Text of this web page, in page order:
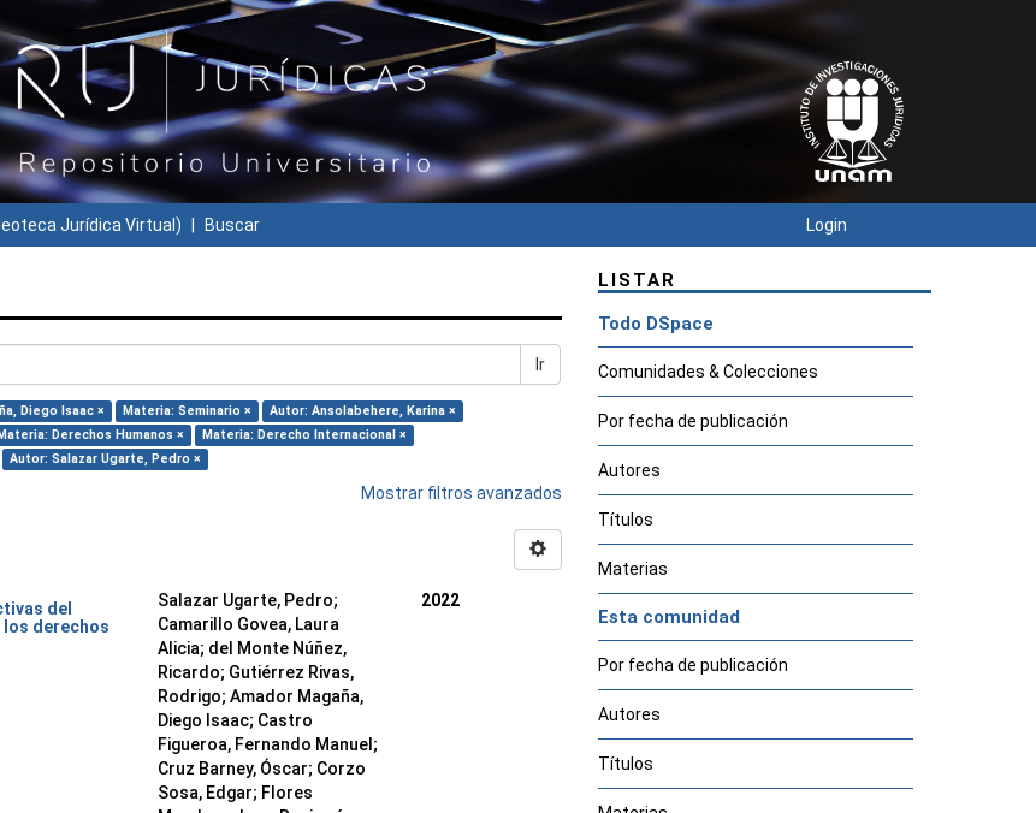
Jurídica Virtual) Buscar Login
Ir
Diego Isaac × Materia: Seminario ×
Autor: Ansolabehere, Karina ×
Derechos Humanos ×
Materia: Derecho Internacional ×
Autor: Salazar Ugarte, Pedro ×
Mostrar filtros avanzados
del
los derechos
Salazar Ugarte, Pedro;
Camarillo Govea, Laura
Alicia; del Monte Núñez,
Ricardo; Gutiérrez Rivas,
Rodrigo; Amador Magaña,
Diego Isaac; Castro
Figueroa, Fernando Manuel ;
Cruz Barney, Óscar; Corzo
Sosa, Edgar; Flores
2022
LISTAR
Todo DSpace
Comunidades & Colecciones
Por fecha de publicación
Autores
Títulos
Materias
Esta comunidad
Por fecha de publicación
Autores
Títulos